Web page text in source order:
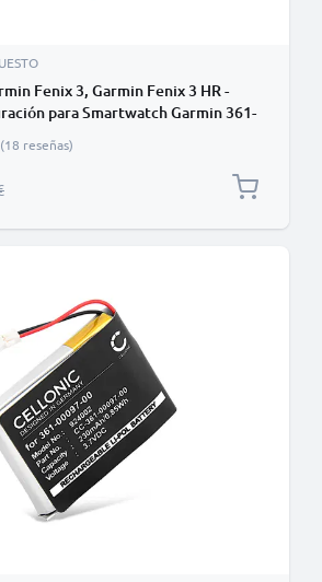
Fenix 3, Garmin Fenix 3 HR -
para Smartwatch Garmin 361-
de CELLONIC
(18 reseñas)